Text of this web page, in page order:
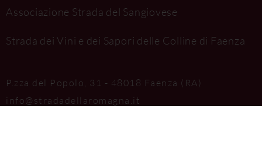
Associazione Strada del Sangiovese
Strada dei Vini e dei Sapori delle Colline di Faenza
P.zza del Popolo, 31 - 48018 Faenza (RA)
info@stradadellaromagna.it